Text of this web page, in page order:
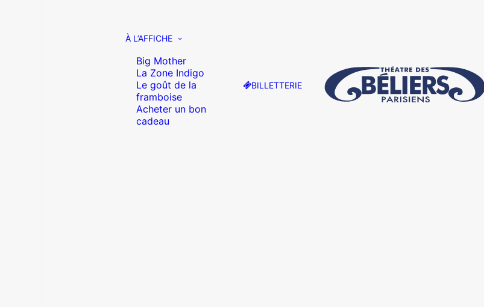
À L’AFFICHE
Big Mother
La Zone Indigo
Le goût de la
framboise
Acheter un bon
cadeau
BILLETTERIE